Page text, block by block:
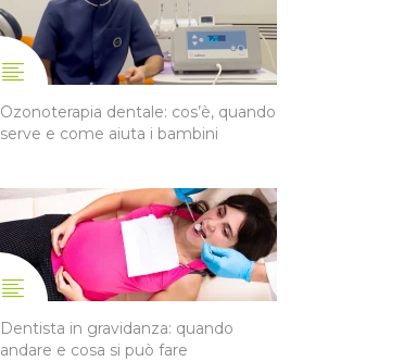
Ozonoterapia dentale: cos’è, quando
serve e come aiuta i bambini
Dentista in gravidanza: quando
andare e cosa si può fare